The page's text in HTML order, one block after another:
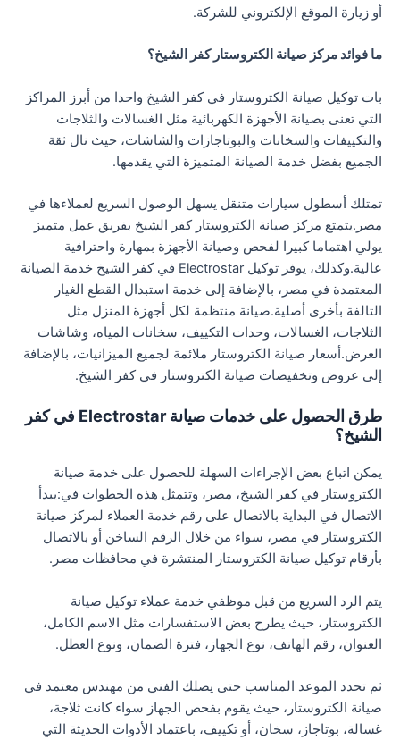
أو زيارة الموقع الإلكتروني للشركة.
ما فوائد مركز صيانة الكتروستار كفر الشيخ؟
بات توكيل صيانة الكتروستار في كفر الشيخ واحدا من أبرز المراكز
التي تعنى بصيانة الأجهزة الكهربائية مثل الغسالات والثلاجات
والتكييفات والسخانات والبوتاجازات والشاشات، حيث نال ثقة
الجميع بفضل خدمة الصيانة المتميزة التي يقدمها.
تمتلك أسطول سيارات متنقل يسهل الوصول السريع لعملاءها في
مصر.يتمتع مركز صيانة الكتروستار كفر الشيخ بفريق عمل متميز
يولي اهتماما كبيرا لفحص وصيانة الأجهزة بمهارة واحترافية
عالية.وكذلك، يوفر توكيل Electrostar في كفر الشيخ خدمة الصيانة
المعتمدة في مصر، بالإضافة إلى خدمة استبدال القطع الغيار
التالفة بأخرى أصلية.صيانة منتظمة لكل أجهزة المنزل مثل
الثلاجات، الغسالات، وحدات التكييف، سخانات المياه، وشاشات
العرض.أسعار صيانة الكتروستار ملائمة لجميع الميزانيات، بالإضافة
إلى عروض وتخفيضات صيانة الكتروستار في كفر الشيخ.
طرق الحصول على خدمات صيانة Electrostar في كفر
الشيخ؟
يمكن اتباع بعض الإجراءات السهلة للحصول على خدمة صيانة
الكتروستار في كفر الشيخ، مصر، وتتمثل هذه الخطوات في:يبدأ
الاتصال في البداية بالاتصال على رقم خدمة العملاء لمركز صيانة
الكتروستار في مصر، سواء من خلال الرقم الساخن أو بالاتصال
بأرقام توكيل صيانة الكتروستار المنتشرة في محافظات مصر.
يتم الرد السريع من قبل موظفي خدمة عملاء توكيل صيانة
الكتروستار، حيث يطرح بعض الاستفسارات مثل الاسم الكامل،
العنوان، رقم الهاتف، نوع الجهاز، فترة الضمان، ونوع العطل.
ثم تحدد الموعد المناسب حتى يصلك الفني من مهندس معتمد في
صيانة الكتروستار، حيث يقوم بفحص الجهاز سواء كانت ثلاجة،
غسالة، بوتاجاز، سخان، أو تكييف، باعتماد الأدوات الحديثة التي